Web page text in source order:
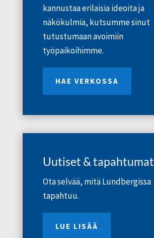
kannustaa erilaisia ​​ideoita ja
näkökulmia, kutsumme sinut
tutustumaan avoimiin
työpaikoihimme.
HAE VERKOSSA
Uutiset & tapahtumat
Ota selvää, mitä Lundbergissa
tapahtuu.
LUE LISÄÄ